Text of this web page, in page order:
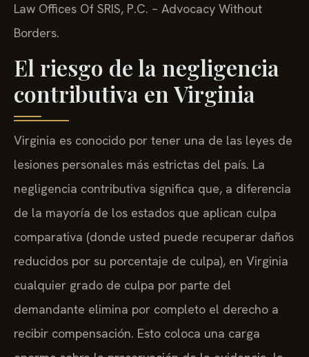
Law Offices Of SRIS, P.C. – Advocacy Without
Borders.
El riesgo de la negligencia
contributiva en Virginia
Virginia es conocido por tener una de las leyes de
lesiones personales más estrictas del país. La
negligencia contributiva significa que, a diferencia
de la mayoría de los estados que aplican culpa
comparativa (donde usted puede recuperar daños
reducidos por su porcentaje de culpa), en Virginia
cualquier grado de culpa por parte del
demandante elimina por completo el derecho a
recibir compensación. Esto coloca una carga